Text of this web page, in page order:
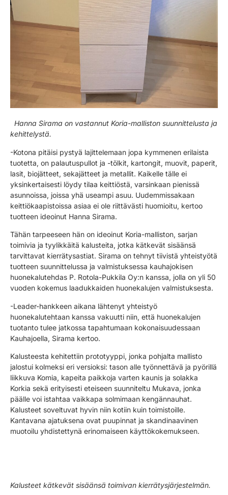
Hanna Sirama on vastannut Koria-malliston suunnittelusta ja
kehittelystä.
-Kotona pitäisi pystyä lajittelemaan jopa kymmenen erilaista
tuotetta, on palautuspullot ja -tölkit, kartongit, muovit, paperit,
lasit, biojätteet, sekajätteet ja metallit. Kaikelle tälle ei
yksinkertaisesti löydy tilaa keittiöstä, varsinkaan pienissä
asunnoissa, joissa yhä useampi asuu. Uudemmissakaan
keittiökaapistoissa asiaa ei ole riittävästi huomioitu, kertoo
tuotteen ideoinut Hanna Sirama.
Tähän tarpeeseen hän on ideoinut Koria-malliston, sarjan
toimivia ja tyylikkäitä kalusteita, jotka kätkevät sisäänsä
tarvittavat kierrätysastiat. Sirama on tehnyt tiivistä yhteistyötä
tuotteen suunnittelussa ja valmistuksessa kauhajokisen
huonekalutehdas P. Rotola-Pukkila Oy:n kanssa, jolla on yli 50
vuoden kokemus laadukkaiden huonekalujen valmistuksesta.
-Leader-hankkeen aikana lähtenyt yhteistyö
huonekalutehtaan kanssa vakuutti niin, että huonekalujen
tuotanto tulee jatkossa tapahtumaan kokonaisuudessaan
Kauhajoella, Sirama kertoo.
Kalusteesta kehitettiin prototyyppi, jonka pohjalta mallisto
jalostui kolmeksi eri versioksi: tason alle työnnettävä ja pyörillä
liikkuva Komia, kapeita paikkoja varten kaunis ja solakka
Korkia sekä erityisesti eteiseen suunniteltu Mukava, jonka
päälle voi istahtaa vaikkapa solmimaan kengännauhat.
Kalusteet soveltuvat hyvin niin kotiin kuin toimistoille.
Kantavana ajatuksena ovat puupinnat ja skandinaavinen
muotoilu yhdistettynä erinomaiseen käyttökokemukseen.
Kalusteet kätkevät sisäänsä toimivan kierrätysjärjestelmän.